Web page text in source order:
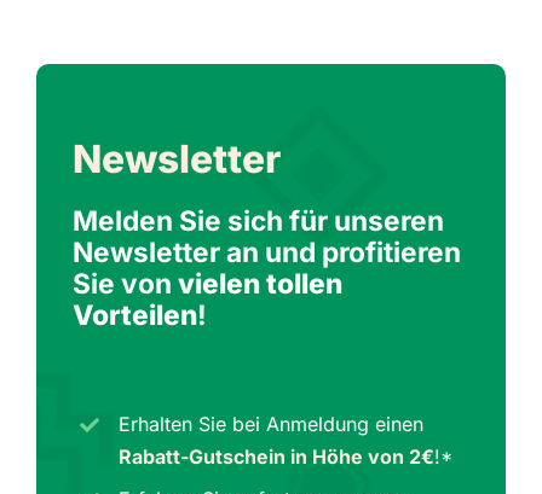
Newsletter
Melden Sie sich für unseren
Newsletter an und profitieren
Sie von vielen tollen
Vorteilen!
Erhalten Sie bei Anmeldung einen
Rabatt-Gutschein in Höhe von 2€!*